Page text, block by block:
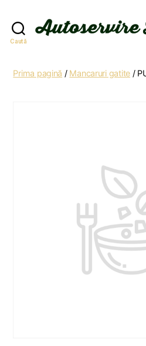
Caută
Prima pagină / Mancaruri gatite /